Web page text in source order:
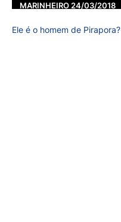
MARINHEIRO 24/03/2018
Ele é o homem de Pirapora?